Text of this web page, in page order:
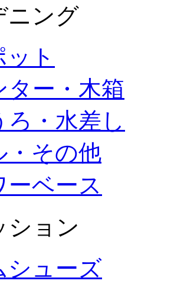
ニング
ト
ター・木箱
ろ・水差し
・その他
ーベース
ション
シューズ